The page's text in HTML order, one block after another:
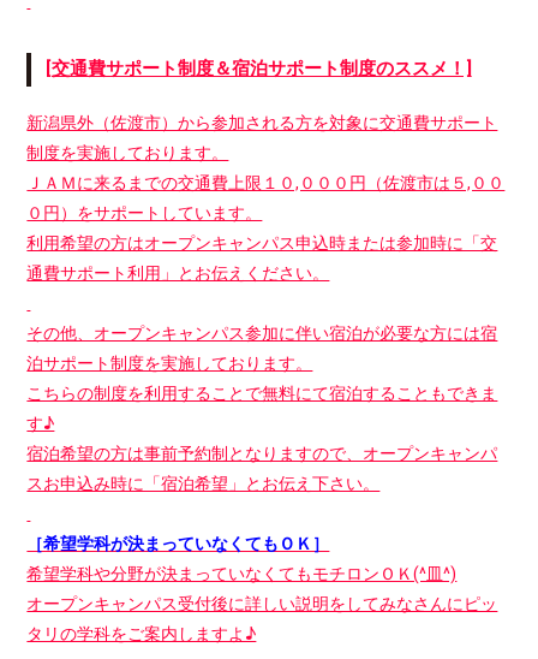
[交通費サポート制度＆宿泊サポート制度のススメ！]
新潟県外（佐渡市）から参加される方を対象に交通費サポート
制度を実施しております。
ＪＡＭに来るまでの交通費上限１０,０００円（佐渡市は５,００
０円）をサポートしています。
利用希望の方はオープンキャンパス申込時または参加時に「交
通費サポート利用」とお伝えください。
その他、オープンキャンパス参加に伴い宿泊が必要な方には宿
泊サポート制度を実施しております。
こちらの制度を利用することで無料にて宿泊することもできま
す♪
宿泊希望の方は事前予約制となりますので、オープンキャンパ
スお申込み時に「宿泊希望」とお伝え下さい。
［希望学科が決まっていなくてもＯＫ］
希望学科や分野が決まっていなくてもモチロンＯＫ(^皿^)
オープンキャンパス受付後に詳しい説明をしてみなさんにピッ
タリの学科をご案内しますよ♪